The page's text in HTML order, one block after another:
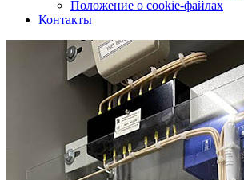
Положение о cookie-файлах
Контакты